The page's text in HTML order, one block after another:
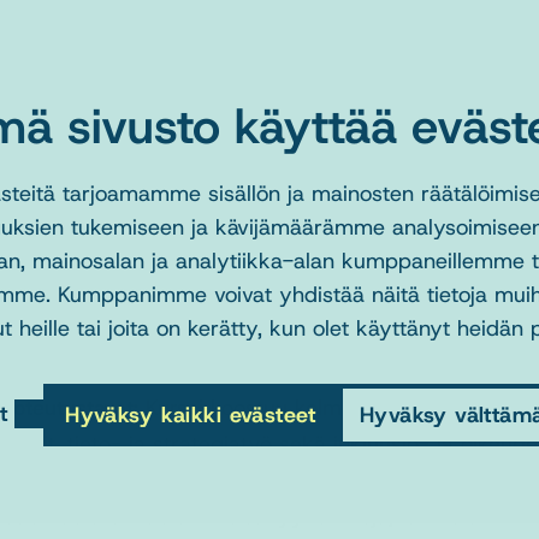
sivusto käyttää
tarjoamamme sisällön ja mainosten
tukemiseen ja kävijämäärämme
mainosalan ja analytiikka-alan kumppaneillemme
Kumppanimme voivat yhdistää näitä tietoja
heille tai joita on kerätty, kun olet käyttänyt heidän
Hyväksy
Hyväksy kaikki evästeet
rakenteellisesta sosiaalityöstä. Hän osaa jäsentää
keinoja ja perinteitä sekä ymmärtää niiden
näkökulmista. Tavoitteena on perehdyttää opiskelija
ihmisoikeuksien, tiedon tuotannon ja strategiatyön
sisältöihin, käytäntöihin ja välineisiin.
Sisältö:Opintojaksolla perehdytään rakenteellisen
keinoihin sekä historialliseen kehitykseen ja
kansalaisosallistumisen, ihmisoikeuksien, tiedon
sisältöjä ja käytäntöjä.
Toteutustavat:Kurssi koostuu kolmesta osiosta:
mallit, tieto- ja strategiatyö sekä inkluusio- ja
Osioihin sisältyy luentoja,